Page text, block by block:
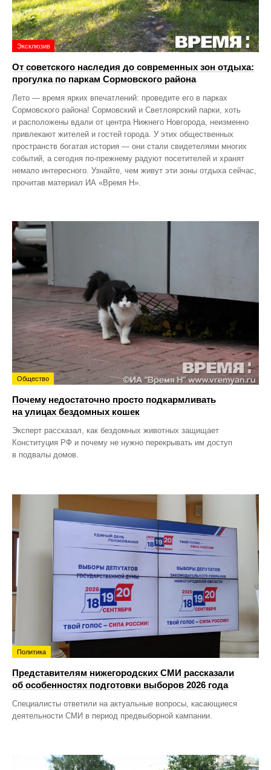
Эксклюзив
От советского наследия до современных зон отдыха:
прогулка по паркам Сормовского района
Лето — время ярких впечатлений: проведите его в парках
Сормовского района! Сормовский и Светлоярский парки, хоть
и расположены вдали от центра Нижнего Новгорода, неизменно
привлекают жителей и гостей города. У этих общественных
пространств богатая история — они стали свидетелями многих
событий, а сегодня по‑прежнему радуют посетителей и хранят
немало интересного. Узнайте, чем живут эти зоны отдыха сейчас,
прочитав материал ИА «Время Н».
Общество
Почему недостаточно просто подкармливать
на улицах бездомных кошек
Эксперт рассказал, как бездомных животных защищает
Конституция РФ и почему не нужно перекрывать им доступ
в подвалы домов.
Политика
Представителям нижегородских СМИ рассказали
об особенностях подготовки выборов 2026 года
Специалисты ответили на актуальные вопросы, касающиеся
деятельности СМИ в период предвыборной кампании.